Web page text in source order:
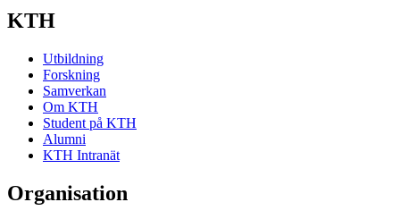
KTH
Utbildning
Forskning
Samverkan
Om KTH
Student på KTH
Alumni
KTH Intranät
Organisation